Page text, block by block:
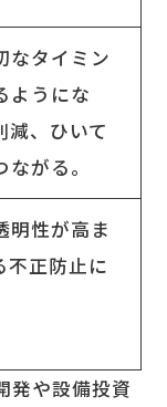
なタイミン
ようにな
減、ひいて
がる。
明性が高ま
不正防止に
発や設備投資